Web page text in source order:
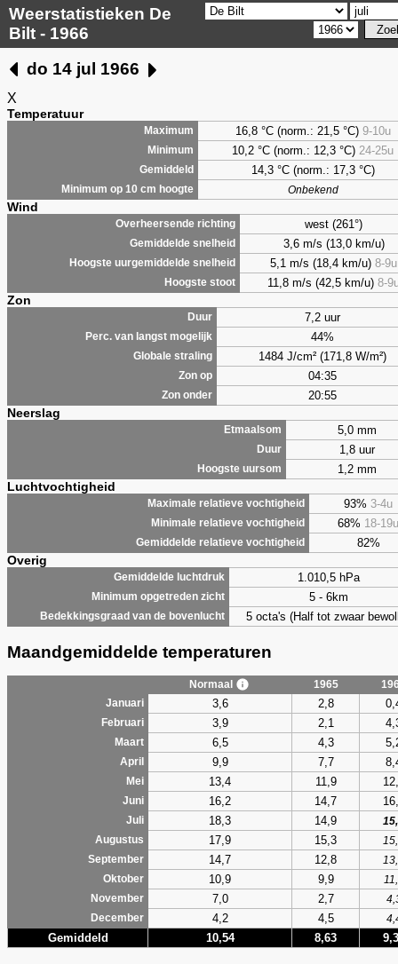
Weerstatistieken De
Bilt - 1966
do 14 jul 1966
X
Temperatuur
Maximum 16,8 °C (norm.: 21,5 °C) 9-10u
Minimum 10,2 °C (norm.: 12,3 °C) 24-25u
Gemiddeld 14,3 °C (norm.: 17,3 °C)
Minimum op 10 cm hoogte Onbekend
Wind
Overheersende richting west (261°)
Gemiddelde snelheid 3,6 m/s (13,0 km/u)
Hoogste uurgemiddelde snelheid 5,1 m/s (18,4 km/u) 8-9u
Hoogste stoot 11,8 m/s (42,5 km/u) 8-
Zon
Duur 7,2 uur
Perc. van langst mogelijk 44%
Globale straling 1484 J/cm² (171,8 W/m²)
Zon op 04:35
Zon onder 20:55
Neerslag
Etmaalsom 5,0 mm
Duur 1,8 uur
Hoogste uursom 1,2 mm
Luchtvochtigheid
Maximale relatieve vochtigheid 93% 3-4u
Minimale relatieve vochtigheid 68% 18-19u
Gemiddelde relatieve vochtigheid 82%
Overig
Gemiddelde luchtdruk 1.010,5 hPa
Minimum opgetreden zicht 5 - 6km
Bedekkingsgraad van de bovenlucht 5 octa's (Half tot zwaar
Maandgemiddelde temperaturen
Normaal 1965
Januari
3,6 2,8
Februari 3,9 2,1
Maart 6,5 4,3
April 9,9 7,7
Mei 13,4 11,9
Juni 16,2 14,7
Juli 18,3 14,9
Augustus
17,9 15,3
September
14,7 12,8
Oktober
10,9 9,9
November
7,0 2,7
December
4,2 4,5
Gemiddeld 10,54 8,63